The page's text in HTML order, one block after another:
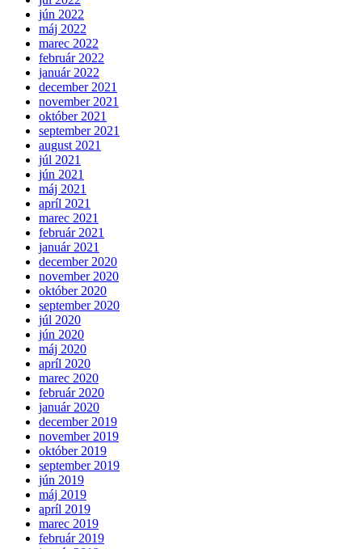
jún 2022
máj 2022
marec 2022
február 2022
január 2022
december 2021
november 2021
október 2021
september 2021
august 2021
júl 2021
jún 2021
máj 2021
apríl 2021
marec 2021
február 2021
január 2021
december 2020
november 2020
október 2020
september 2020
júl 2020
jún 2020
máj 2020
apríl 2020
marec 2020
február 2020
január 2020
december 2019
november 2019
október 2019
september 2019
jún 2019
máj 2019
apríl 2019
marec 2019
február 2019